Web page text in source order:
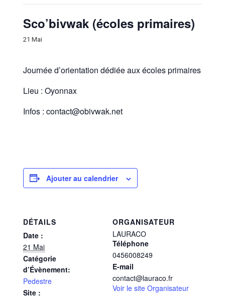
Sco’bivwak (écoles primaires)
21 Mai
Journée d’orientation dédiée aux écoles primaires
Lieu : Oyonnax
Infos : contact@obivwak.net
Ajouter au calendrier
DÉTAILS
Date :
21 Mai
Catégorie
d’Évènement:
Pedestre
Site :
ORGANISATEUR
LAURACO
Téléphone
0456008249
E-mail
contact@lauraco.fr
Voir le site Organisateur